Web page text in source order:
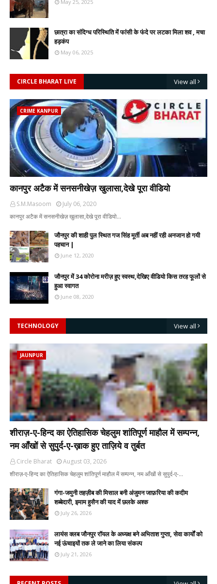
May 25, 2025
छात्रा का संदिग्ध परिस्थिति में फांसी के फंदे पर लटका मिला शव , मचा
हड़कंप
May 06, 2025
CIRCLE BHARAT LIVE View all
CRIME KANPUR
कानपुर अटैक में सनसनीखेज़ खुलासा,देखे पूरा वीडियो
S.M.Masoom
July 06, 2020
कानपुर अटैक में सनसनीखेज़ खुलासा,देखे पूरा वीडियो…
जौनपुर की शाही पुल स्थित गज सिंह मूर्ती अब नहीं रही अनजान हो गयी
पहचान |
June 12, 2020
जौनपुर में 34 कोरोना मरीज़ हुए स्वस्थ,देखिए वीडियो किस तरह फूलों से
हुआ स्वागत
June 08, 2020
TECHNOLOGY View all
JAUNPUR
शीराज़-ए-हिन्द का ऐतिहासिक चेहलुम शांतिपूर्ण माहौल में सम्पन्न,
नम आँखों से सुपुर्द-ए-ख़ाक हुए ताज़िये व तुर्बत
Circle Bharat
August 03, 2026
शीराज़-ए-हिन्द का ऐतिहासिक चेहलुम शांतिपूर्ण माहौल में सम्पन्न, नम आँखों से सुपुर्द-ए-…
गंगा-जमुनी तहज़ीब की मिसाल बनी अंजुमन जाफ़रिया की कदीम
शब्बेदारी, इमाम हुसैन की याद में छलके अश्क
July 26, 2026
लायंस क्लब जौनपुर रॉयल के अध्यक्ष बने अभिताश गुप्ता, सेवा कार्यों को
नई ऊंचाइयों तक ले जाने का लिया संकल्प
July 21, 2026